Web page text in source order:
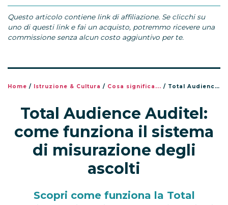
Questo articolo contiene link di affiliazione. Se clicchi su
uno di questi link e fai un acquisto, potremmo ricevere una
commissione senza alcun costo aggiuntivo per te.
Home / Istruzione & Cultura / Cosa significa... / Total Audience Auditel: come funziona il sistema di misurazione degli ascolti
Total Audience Auditel:
come funziona il sistema
di misurazione degli
ascolti
Scopri come funziona la Total